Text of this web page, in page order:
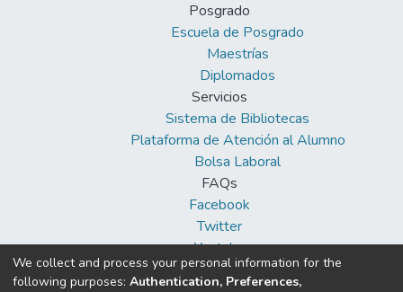
Posgrado
Escuela de Posgrado
Maestrías
Diplomados
Servicios
Sistema de Bibliotecas
Plataforma de Atención al Alumno
Bolsa Laboral
FAQs
Facebook
Twitter
Youtube
We collect and process your personal information for the
following purposes: Authentication, Preferences,